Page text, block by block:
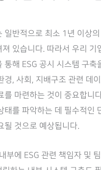
일반적으로 최소 1년 이상
져 있습니다. 따라서 우리 기
통해 ESG 공시 시스템 구축
경, 사회, 지배구조 관련 데
를 마련하는 것이 중요합니
태를 파악하는 데 필수적인
될 것으로 예상됩니다.
부에 ESG 관련 책임자 및